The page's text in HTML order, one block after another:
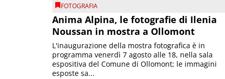
FOTOGRAFIA
Anima Alpina, le fotografie di Ilenia
Noussan in mostra a Ollomont
L'inaugurazione della mostra fotografica è in
programma venerdì 7 agosto alle 18, nella sala
espositiva del Comune di Ollomont; le immagini
esposte sa...